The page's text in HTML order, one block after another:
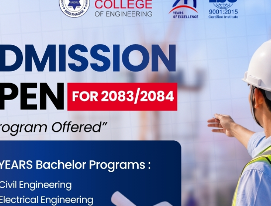
उद्योगको मान्यता नदिँदा र पर्यटनमैत्री नीति नल्याउँदा यस
छ”, भट्टराईले भन्नुभयो । सरकारले पर्यटन पूर्वाधारमा ध्यान
छुटमा तीनै तहका सरकार जिम्मेवार बन्न नसकेको साथै पर्यटन
कुनै कार्यक्रम ल्याउन नसकेको उहाँले गुनासो गर्नुभयो ।
पनि सरकारले यस क्षेत्रलाई प्राथमिकतामा नराख्दा धैरै व्यवसायी
भनाइ छ । भट्टराईले पर्यटन व्यवसायीका समस्याका बारेमा
बेवास्ता गरेको र बजेटमार्फत आएको पुनःकर्जा कोषको पूर्ण
धारणा सकारात्मक हुन नसकेको बताउनुभयो ।
पर्यटकको बसाइ लम्बाउन र थप मनोरञ्जन प्रदान गर्न थप साहसिक
एडभेन्चर नेपाल प्रालिका निर्देशक दिनेश महर्जनले पनि लगानी
बताउनुभयो । एकै थलोमा बञ्जी, जिपलाइन, सुपरम्यान
सञ्चालनमा ल्याएको जनाउँदै महजर्नले भन्नुभयो, “हामीले
निकै बढाएका छौँ तर पर्यटक आउने वातावरण छैन, एकपछि अर्को
छ”, उहाँले आशावादी हुनुको विकल्प नरहेको भन्दै कोरोना छिट्टै